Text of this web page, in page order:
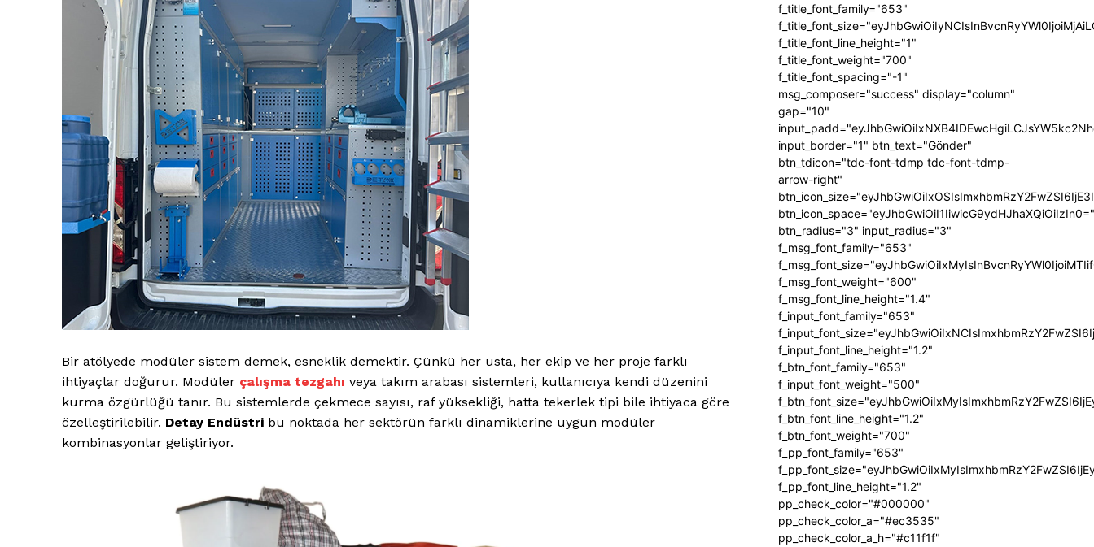
Bir atölyede modüler sistem demek, esneklik demektir. Çünkü her usta, her ekip ve her proje farklı
ihtiyaçlar doğurur. Modüler çalışma tezgahı veya takım arabası sistemleri, kullanıcıya kendi düzenini
kurma özgürlüğü tanır. Bu sistemlerde çekmece sayısı, raf yüksekliği, hatta tekerlek tipi bile ihtiyaca göre
özelleştirilebilir. Detay Endüstri bu noktada her sektörün farklı dinamiklerine uygun modüler
kombinasyonlar geliştiriyor.
f_title_font_family="653"
f_title_font_line_height="1"
f_title_font_weight="700"
f_title_font_spacing="-1"
msg_composer="success" display="column"
gap="10"
input_border="1" btn_text="Gönder"
btn_tdicon="tdc-font-tdmp tdc-font-tdmp-
arrow-right"
btn_radius="3" input_radius="3"
f_msg_font_family="653"
f_msg_font_weight="600"
f_msg_font_line_height="1.4"
f_input_font_family="653"
f_input_font_line_height="1.2"
f_btn_font_family="653"
f_input_font_weight="500"
f_btn_font_line_height="1.2"
f_btn_font_weight="700"
f_pp_font_family="653"
f_pp_font_line_height="1.2"
pp_check_color="#000000"
pp_check_color_a="#ec3535"
pp_check_color_a_h="#c11f1f"